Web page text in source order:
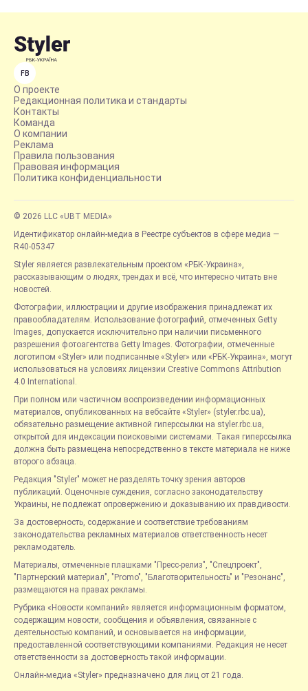
FB
О проекте
Редакционная политика и стандарты
Контакты
Команда
О компании
Реклама
Правила пользования
Правовая информация
Политика конфиденциальности
© 2026 LLC «UBT MEDIA»
Идентификатор онлайн-медиа в Реестре субъектов в сфере медиа —
R40-05347
Styler является развлекательным проектом «РБК-Украина»,
рассказывающим о людях, трендах и всё, что интересно читать вне
новостей.
Фотографии, иллюстрации и другие изображения принадлежат их
правообладателям. Использование фотографий, отмеченных Getty
Images, допускается исключительно при наличии письменного
разрешения фотоагентства Getty Images. Фотографии, отмеченные
логотипом «Styler» или подписанные «Styler» или «РБК-Украина», могут
использоваться на условиях лицензии Creative Commons Attribution
4.0 International.
При полном или частичном воспроизведении информационных
материалов, опубликованных на вебсайте «Styler» (styler.rbc.ua),
обязательно размещение активной гиперссылки на styler.rbc.ua,
открытой для индексации поисковыми системами. Такая гиперссылка
должна быть размещена непосредственно в тексте материала не ниже
второго абзаца.
Редакция "Styler" может не разделять точку зрения авторов
публикаций. Оценочные суждения, согласно законодательству
Украины, не подлежат опровержению и доказыванию их правдивости.
За достоверность, содержание и соответствие требованиям
законодательства рекламных материалов ответственность несет
рекламодатель.
Материалы, отмеченные плашками "Пресс-релиз", "Спецпроект",
"Партнерский материал", "Promo", "Благотворительность" и "Резонанс",
размещаются на правах рекламы.
Рубрика «Новости компаний» является информационным форматом,
содержащим новости, сообщения и объявления, связанные с
деятельностью компаний, и основывается на информации,
предоставленной соответствующими компаниями. Редакция не несет
ответственности за достоверность такой информации.
Онлайн-медиа «Styler» предназначено для лиц от 21 года.